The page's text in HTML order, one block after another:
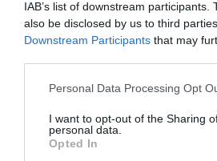
IAB’s list of downstream participants.
also be disclosed by us to third
Downstream Participants that may
Please note that this website/app
not limited to your visit or usage
grant or deny consent to Google and
use your data for below specified
Personal Data Processing Opt
I want to opt-out of the Sharing
personal data.
Opted In
januári levélben ráadásul
már kész tényként
tervéről, tehát azon
előrehaladott ügyről,